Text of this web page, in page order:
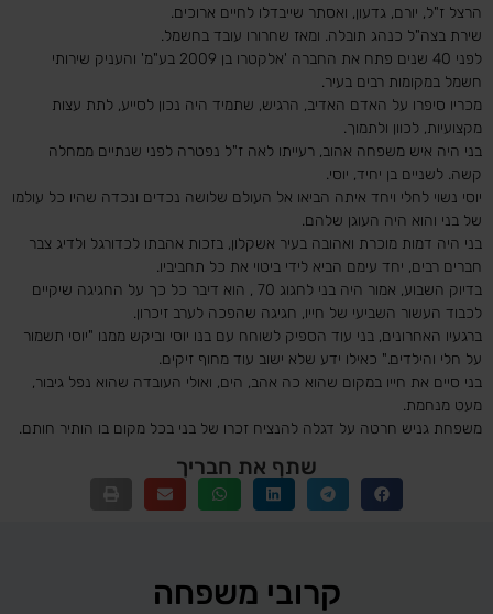
הרצל ז"ל, יורם, גדעון, ואסתר שייבדלו לחיים ארוכים.
שירת בצה"ל כנהג תובלה. ומאז שחרורו עובד בחשמל.
לפני 40 שנים פתח את החברה 'אלקטרו בן 2009 בע"מ' והעניק שירותי
חשמל במקומות רבים בעיר.
מכריו סיפרו על האדם האדיב, הרגיש, שתמיד היה נכון לסייע, לתת עצות
מקצועיות, לכוון ולתמוך.
בני היה איש משפחה אהוב, רעייתו לאה ז"ל נפטרה לפני שנתיים ממחלה
קשה. לשניים בן יחיד, יוסי.
יוסי נשוי לחלי ויחד איתה הביאו אל העולם שלושה נכדים ונכדה שהיו כל עולמו
של בני והוא היה העוגן שלהם.
בני היה דמות מוכרת ואהובה בעיר אשקלון, בזכות אהבתו לכדורגל ולדיג צבר
חברים רבים, יחד עימם הביא לידי ביטוי את כל תחביביו.
בדיוק השבוע, אמור היה בני לחגוג 70 , הוא דיבר כל כך על החגיגה שיקיים
לכבוד העשור השביעי של חייו, חגיגה שהפכה לערב זיכרון.
ברגעיו האחרונים, בני עוד הספיק לשוחח עם בנו יוסי וביקש ממנו "יוסי תשמור
על חלי והילדים." כאילו ידע שלא ישוב עוד מחוף זיקים.
בני סיים את חייו במקום שהוא כה אהב, הים, ואולי העובדה שהוא נפל גיבור,
מעט מנחמת.
משפחת גניש חרטה על דגלה להנציח זכרו של בני בכל מקום בו הותיר חותם.
שתף את חבריך
קרובי משפחה